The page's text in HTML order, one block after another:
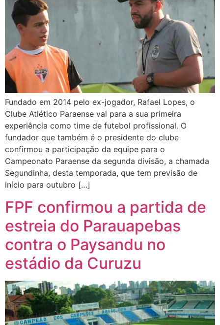
Fundado em 2014 pelo ex-jogador, Rafael Lopes, o
Clube Atlético Paraense vai para a sua primeira
experiência como time de futebol profissional. O
fundador que também é o presidente do clube
confirmou a participação da equipe para o
Campeonato Paraense da segunda divisão, a chamada
Segundinha, desta temporada, que tem previsão de
início para outubro […]
FPF confirmou a partida de
estreia do Parauapebas
contra o Paysandu no
estádio da Curuzu